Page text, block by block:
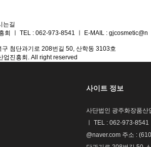
는길
회
TEL : 062-973-8541
E-MAIL : gjcosmetic@n
첨단과기로 208번길 50, 산학동 3103호
진흥회. All right reserved
사이트 정보
사단법인 광주화장품산
ㅣ TEL : 062-973-
@naver.com 주소 :